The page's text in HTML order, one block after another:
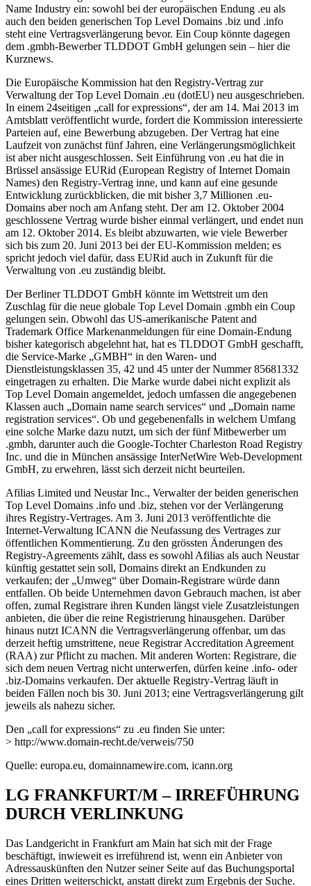
Name Industry ein: sowohl bei der europäischen Endung .eu als
auch den beiden generischen Top Level Domains .biz und .info
steht eine Vertragsverlängerung bevor. Ein Coup könnte dagegen
dem .gmbh-Bewerber TLDDOT GmbH gelungen sein – hier die
Kurznews.
Die Europäische Kommission hat den Registry-Vertrag zur
Verwaltung der Top Level Domain .eu (dotEU) neu ausgeschrieben.
In einem 24seitigen „call for expressions“, der am 14. Mai 2013 im
Amtsblatt veröffentlicht wurde, fordert die Kommission interessierte
Parteien auf, eine Bewerbung abzugeben. Der Vertrag hat eine
Laufzeit von zunächst fünf Jahren, eine Verlängerungsmöglichkeit
ist aber nicht ausgeschlossen. Seit Einführung von .eu hat die in
Brüssel ansässige EURid (European Registry of Internet Domain
Names) den Registry-Vertrag inne, und kann auf eine gesunde
Entwicklung zurückblicken, die mit bisher 3,7 Millionen .eu-
Domains aber noch am Anfang steht. Der am 12. Oktober 2004
geschlossene Vertrag wurde bisher einmal verlängert, und endet nun
am 12. Oktober 2014. Es bleibt abzuwarten, wie viele Bewerber
sich bis zum 20. Juni 2013 bei der EU-Kommission melden; es
spricht jedoch viel dafür, dass EURid auch in Zukunft für die
Verwaltung von .eu zuständig bleibt.
Der Berliner TLDDOT GmbH könnte im Wettstreit um den
Zuschlag für die neue globale Top Level Domain .gmbh ein Coup
gelungen sein. Obwohl das US-amerikanische Patent and
Trademark Office Markenanmeldungen für eine Domain-Endung
bisher kategorisch abgelehnt hat, hat es TLDDOT GmbH geschafft,
die Service-Marke „GMBH“ in den Waren- und
Dienstleistungsklassen 35, 42 und 45 unter der Nummer 85681332
eingetragen zu erhalten. Die Marke wurde dabei nicht explizit als
Top Level Domain angemeldet, jedoch umfassen die angegebenen
Klassen auch „Domain name search services“ und „Domain name
registration services“. Ob und gegebenenfalls in welchem Umfang
eine solche Marke dazu nutzt, um sich der fünf Mitbewerber um
.gmbh, darunter auch die Google-Tochter Charleston Road Registry
Inc. und die in München ansässige InterNetWire Web-Development
GmbH, zu erwehren, lässt sich derzeit nicht beurteilen.
Afilias Limited und Neustar Inc., Verwalter der beiden generischen
Top Level Domains .info und .biz, stehen vor der Verlängerung
ihres Registry-Vertrages. Am 3. Juni 2013 veröffentlichte die
Internet-Verwaltung ICANN die Neufassung des Vertrages zur
öffentlichen Kommentierung. Zu den grössten Änderungen des
Registry-Agreements zählt, dass es sowohl Afilias als auch Neustar
künftig gestattet sein soll, Domains direkt an Endkunden zu
verkaufen; der „Umweg“ über Domain-Registrare würde dann
entfallen. Ob beide Unternehmen davon Gebrauch machen, ist aber
offen, zumal Registrare ihren Kunden längst viele Zusatzleistungen
anbieten, die über die reine Registrierung hinausgehen. Darüber
hinaus nutzt ICANN die Vertragsverlängerung offenbar, um das
derzeit heftig umstrittene, neue Registrar Accreditation Agreement
(RAA) zur Pflicht zu machen. Mit anderen Worten: Registrare, die
sich dem neuen Vertrag nicht unterwerfen, dürfen keine .info- oder
.biz-Domains verkaufen. Der aktuelle Registry-Vertrag läuft in
beiden Fällen noch bis 30. Juni 2013; eine Vertragsverlängerung gilt
jeweils als nahezu sicher.
Den „call for expressions“ zu .eu finden Sie unter:
> http://www.domain-recht.de/verweis/750
Quelle: europa.eu, domainnamewire.com, icann.org
LG FRANKFURT/M – IRREFÜHRUNG
DURCH VERLINKUNG
Das Landgericht in Frankfurt am Main hat sich mit der Frage
beschäftigt, inwieweit es irreführend ist, wenn ein Anbieter von
Adressauskünften den Nutzer seiner Seite auf das Buchungsportal
eines Dritten weiterschickt, anstatt direkt zum Ergebnis der Suche.